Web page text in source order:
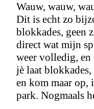
Wauw, wauw,
Dit is echt zo
blokkades, geen
direct wat mijn
weer volledig, en
jè laat
en kom maar op,
park. Nogmaals